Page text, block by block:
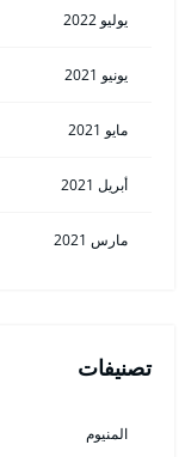
يوليو 2022
يونيو 2021
مايو 2021
أبريل 2021
مارس 2021
تصنيفات
المنيوم